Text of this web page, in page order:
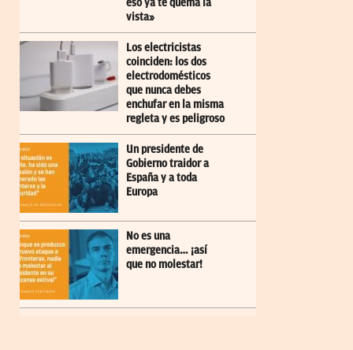
eso ya te quema la
vista»
Los electricistas
coinciden: los dos
electrodomésticos
que nunca debes
enchufar en la misma
regleta y es peligroso
Un presidente de
Gobierno traidor a
España y a toda
Europa
No es una
emergencia… ¡así
que no molestar!